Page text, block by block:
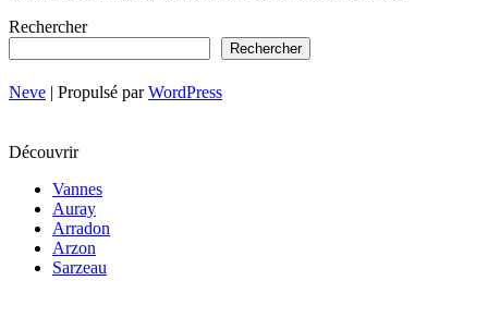
Rechercher
Rechercher
Neve | Propulsé parWordPress
Découvrir
Vannes
Auray
Arradon
Arzon
Sarzeau